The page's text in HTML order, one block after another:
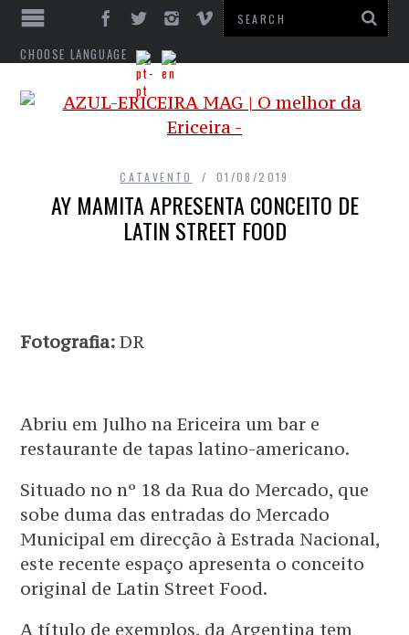
CHOOSE LANGUAGE
CATAVENTO 01/08/2019
AY MAMITA APRESENTA CONCEITO DE
LATIN STREET FOOD
Fotografia: DR
Abriu em Julho na Ericeira um bar e
restaurante de tapas latino-americano.
Situado no nº 18 da Rua do Mercado, que
sobe duma das entradas do Mercado
Municipal em direcção à Estrada Nacional,
este recente espaço apresenta o conceito
original de Latin Street Food.
A título de exemplos, da Argentina tem